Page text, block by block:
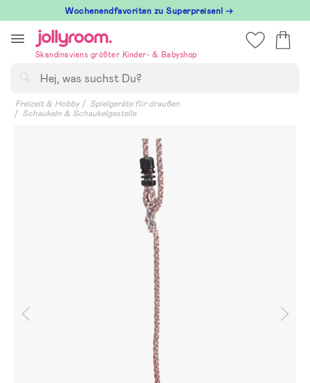
till
innehållet
Wochenendfavoriten zu Superpreisen! →
Skandinaviens größter Kinder- & Babyshop
Freizeit & Hobby
Spielgeräte für draußen
Schaukeln & Schaukelgestelle